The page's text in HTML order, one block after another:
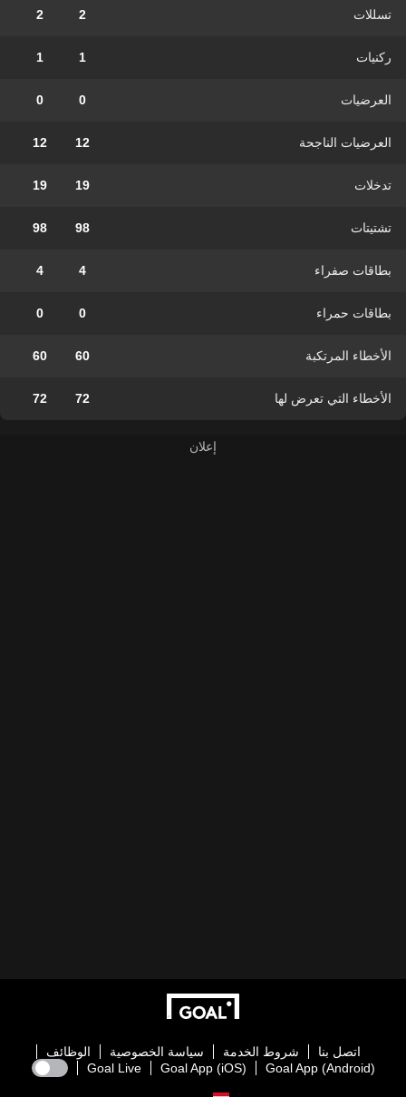
تسللات 2
2
ركنيات 1
1
العرضيات 0
0
العرضيات الناجحة 12
12
تدخلات 19
19
تشتيتات 98
98
بطاقات صفراء 4
4
بطاقات حمراء 0
0
الأخطاء المرتكبة 60
60
الأخطاء التي تعرض لها 72
72
اتصل بنا شروط الخدمة سياسة الخصوصية
الوظائف
Goal App (Android)
Goal App (iOS)
Goal Live